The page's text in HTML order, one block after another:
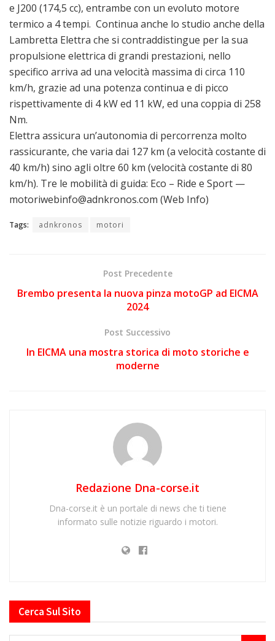
e J200 (174,5 cc), entrambe con un evoluto motore
termico a 4 tempi. Continua anche lo studio anche della
Lambretta Elettra che si contraddistingue per la sua
propulsione elettrica di grandi prestazioni, nello
specifico arriva ad una velocità massima di circa 110
km/h, grazie ad una potenza continua e di picco
rispettivamente di 4 kW ed 11 kW, ed una coppia di 258
Nm.
Elettra assicura un’autonomia di percorrenza molto
rassicurante, che varia dai 127 km (a velocità costante di
40 km/h) sino agli oltre 60 km (velocità costante di 80
km/h). Tre le mobilità di guida: Eco – Ride e Sport —
motoriwebinfo@adnkronos.com (Web Info)
Tags: adnkronos motori
Post Precedente
Brembo presenta la nuova pinza motoGP ad EICMA
2024
Post Successivo
In EICMA una mostra storica di moto storiche e
moderne
Redazione Dna-corse.it
Dna-corse.it è un portale di news che ti tiene
informato sulle notizie riguardo i motori.
Cerca Sul Sito